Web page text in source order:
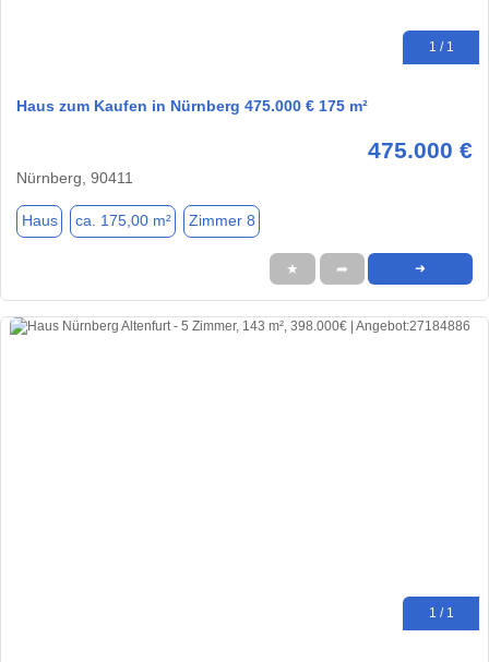
1 / 1
Haus zum Kaufen in Nürnberg 475.000 € 175 m²
475.000 €
Nürnberg, 90411
Haus ca. 175,00 m² Zimmer 8
★ ➦ ➜
1 / 1